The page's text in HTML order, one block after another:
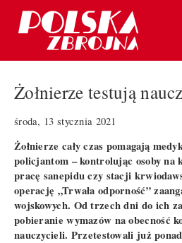
Żołnierze testują
środa, 13 stycznia 2021
Żołnierze cały czas pomagają
policjantom – kontrolując osoby na
pracę sanepidu czy stacji
operację „Trwała odporność”
wojskowych. Od trzech dni do ich
pobieranie wymazów na obecność
nauczycieli. Przetestowali już